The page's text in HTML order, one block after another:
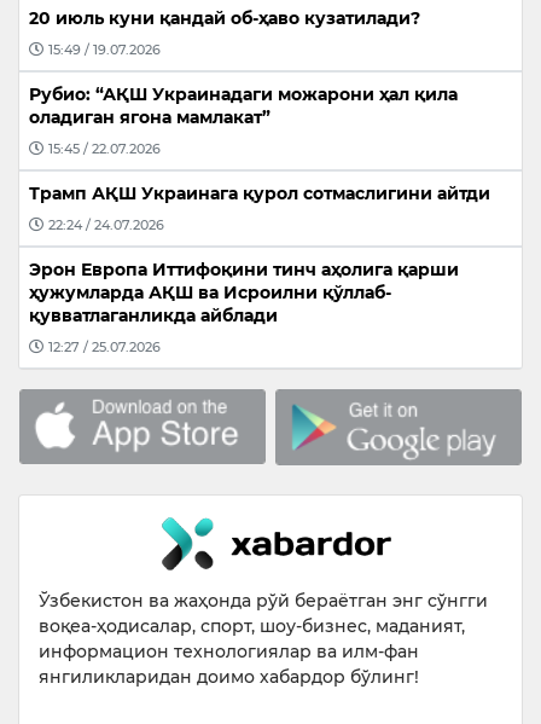
20 июль куни қандай об-ҳаво кузатилади?
15:49 / 19.07.2026
Рубио: “АҚШ Украинадаги можарони ҳал қила
оладиган ягона мамлакат”
15:45 / 22.07.2026
Трамп АҚШ Украинага қурол сотмаслигини айтди
22:24 / 24.07.2026
Эрон Европа Иттифоқини тинч аҳолига қарши
ҳужумларда АҚШ ва Исроилни қўллаб-
қувватлаганликда айблади
12:27 / 25.07.2026
Ўзбекистон ва жаҳонда рўй бераётган энг сўнгги
воқеа-ҳодисалар, спорт, шоу-бизнес, маданият,
информацион технологиялар ва илм-фан
янгиликларидан доимо хабардор бўлинг!